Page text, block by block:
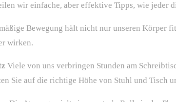
wir einfache, aber effektive Tipps, wie jeder
Bewegung hält nicht nur unseren Körper
wirken.
Viele von uns verbringen Stunden am
Sie auf die richtige Höhe von Stuhl und Tisch